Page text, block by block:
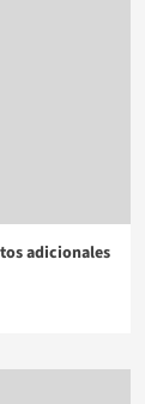
adicionales